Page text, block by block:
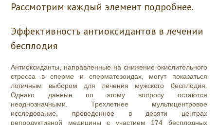
Рассмотрим каждый элемент подробнее.
Эффективность антиоксидантов в лечении
бесплодия
Антиоксиданты, направленные на снижение окислительного
стресса в сперме и сперматозоидах, могут показаться
логичным выбором для лечения мужского бесплодия.
Однако данные по этому вопросу остаются
неоднозначными. Трехлетнее мультицентровое
исследование, проведенное в девяти центрах
репродуктивной медицины с участием 174 бесплодных